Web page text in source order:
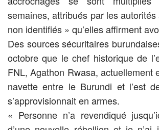
semaines, attribués par les
non identifiés » qu’elles affirment
Des sources sécuritaires
octobre que le chef historique de
FNL, Agathon Rwasa, actuellement
navette entre le Burundi et l’est
s’approvisionnait en armes.
« Personne n’a revendiqué